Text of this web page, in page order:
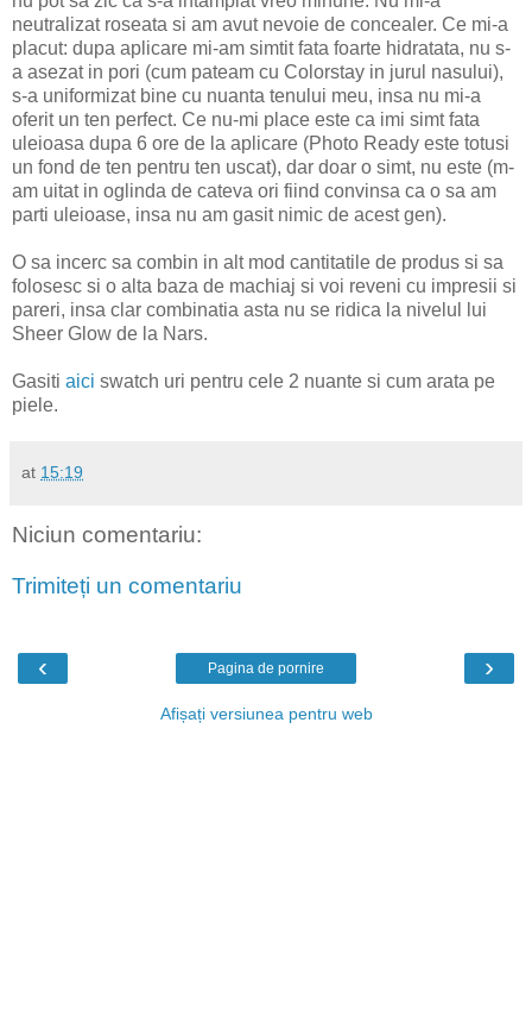
neutralizat roseata si am avut nevoie de concealer. Ce mi-a
placut: dupa aplicare mi-am simtit fata foarte hidratata, nu s-
a asezat in pori (cum pateam cu Colorstay in jurul nasului),
s-a uniformizat bine cu nuanta tenului meu, insa nu mi-a
oferit un ten perfect. Ce nu-mi place este ca imi simt fata
uleioasa dupa 6 ore de la aplicare (Photo Ready este totusi
un fond de ten pentru ten uscat), dar doar o simt, nu este (m-
am uitat in oglinda de cateva ori fiind convinsa ca o sa am
parti uleioase, insa nu am gasit nimic de acest gen).
O sa incerc sa combin in alt mod cantitatile de produs si sa
folosesc si o alta baza de machiaj si voi reveni cu impresii si
pareri, insa clar combinatia asta nu se ridica la nivelul lui
Sheer Glow de la Nars.
Gasiti aici swatch uri pentru cele 2 nuante si cum arata pe
piele.
at 15:19
Niciun comentariu:
Trimiteți un comentariu
‹ ›
Pagina de pornire
Afișați versiunea pentru web